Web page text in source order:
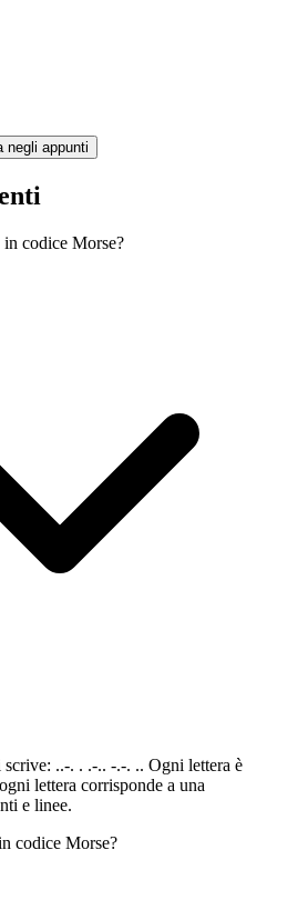
negli appunti
codice Morse?
..-. . .-.. -.-. .. Ogni lettera è
lettera corrisponde a una
e linee.
codice Morse?